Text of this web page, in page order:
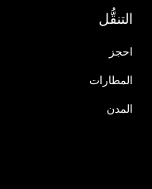
التنقُّل
احجز
المطارات
المدن